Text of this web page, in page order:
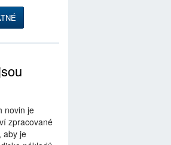
novin je
zpracované
aby je